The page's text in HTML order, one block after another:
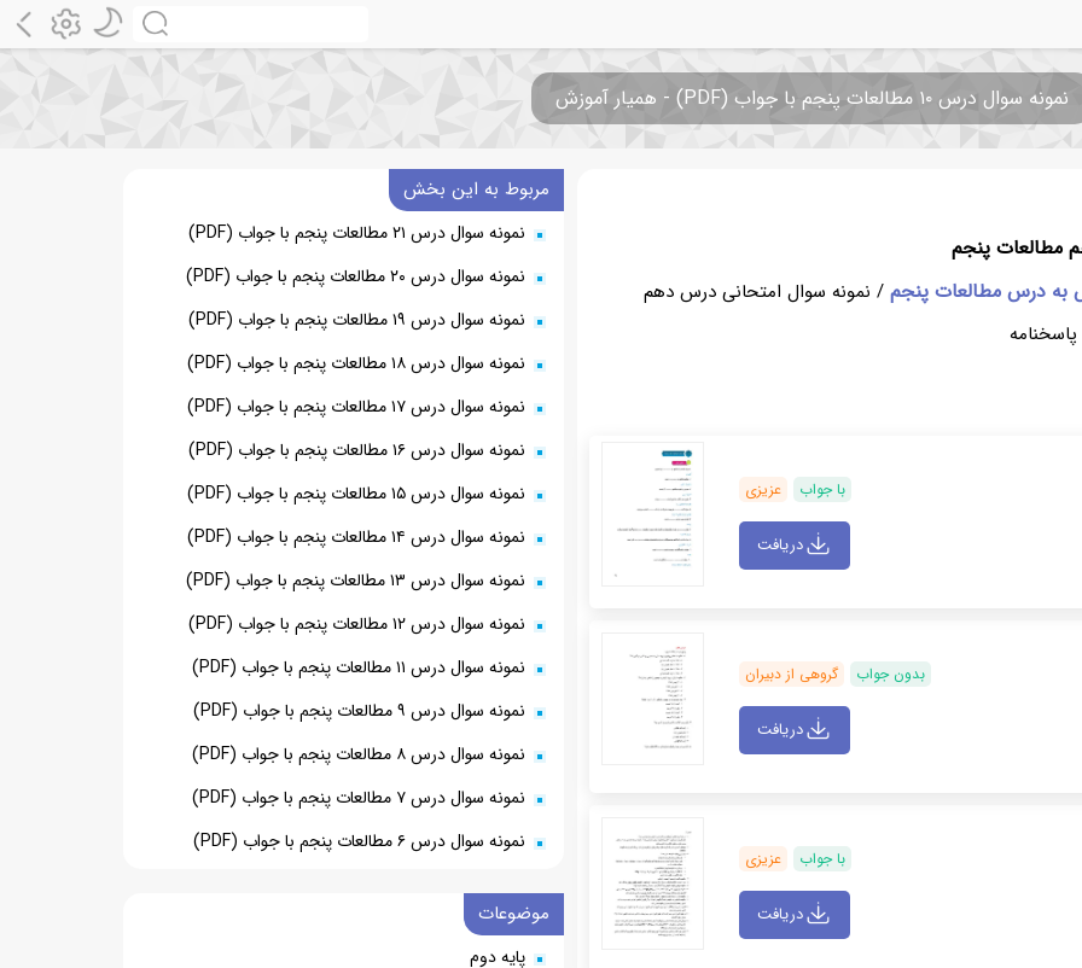
نمونه سوال درس ۱۰ مطالعات پنجم با جواب (PDF) - همیار آموزش
مطالعات پنجم
به درس مطالعات پنجم / نمونه سوال امتحانی درس دهم
با جواب عزیزی
دریافت
بدون جواب گروهی از دبیران
دریافت
با جواب عزیزی
دریافت
مربوط به این بخش
نمونه سوال درس ۲۱ مطالعات پنجم با جواب (PDF)
نمونه سوال درس ۲۰ مطالعات پنجم با جواب (PDF)
نمونه سوال درس ۱۹ مطالعات پنجم با جواب (PDF)
نمونه سوال درس ۱۸ مطالعات پنجم با جواب (PDF)
نمونه سوال درس ۱۷ مطالعات پنجم با جواب (PDF)
نمونه سوال درس ۱۶ مطالعات پنجم با جواب (PDF)
نمونه سوال درس ۱۵ مطالعات پنجم با جواب (PDF)
نمونه سوال درس ۱۴ مطالعات پنجم با جواب (PDF)
نمونه سوال درس ۱۳ مطالعات پنجم با جواب (PDF)
نمونه سوال درس ۱۲ مطالعات پنجم با جواب (PDF)
نمونه سوال درس ۱۱ مطالعات پنجم با جواب (PDF)
نمونه سوال درس ۹ مطالعات پنجم با جواب (PDF)
نمونه سوال درس ۸ مطالعات پنجم با جواب (PDF)
نمونه سوال درس ۷ مطالعات پنجم با جواب (PDF)
نمونه سوال درس ۶ مطالعات پنجم با جواب (PDF)
موضوعات
پایه دوم